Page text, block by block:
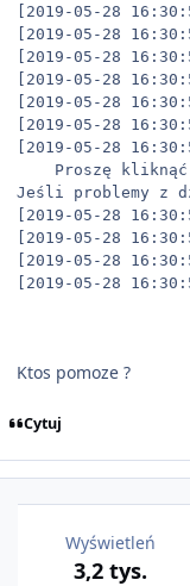
[2019-05-28
[2019-05-28
[2019-05-28
[2019-05-28
[2019-05-28
[2019-05-28
[2019-05-28
Jeśli problemy z
[2019-05-28
[2019-05-28
[2019-05-28
Ktos pomoze ?
Cytuj
Wyświetleń
3,2 tys.